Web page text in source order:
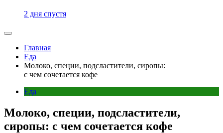
2 дня спустя
Главная
Еда
Молоко, специи, подсластители, сиропы:
с чем сочетается кофе
Еда
Молоко, специи, подсластители,
сиропы: с чем сочетается кофе